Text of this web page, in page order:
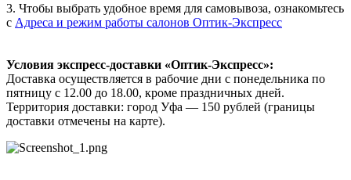
3. Чтобы выбрать удобное время для самовывоза, ознакомьтесь
с Адреса и режим работы салонов Оптик-Экспресс
Условия экспресс-доставки «Оптик-Экспресс»:
Доставка осуществляется в рабочие дни с понедельника по
пятницу с 12.00 до 18.00, кроме праздничных дней.
Территория доставки: город Уфа — 150 рублей (границы
доставки отмечены на карте).